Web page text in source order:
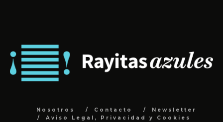
Nosotros Contacto
Newsletter
Aviso Legal, Privacidad y Cookies